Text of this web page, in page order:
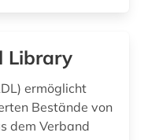
Library
ermöglicht
Bestände von
dem Verband